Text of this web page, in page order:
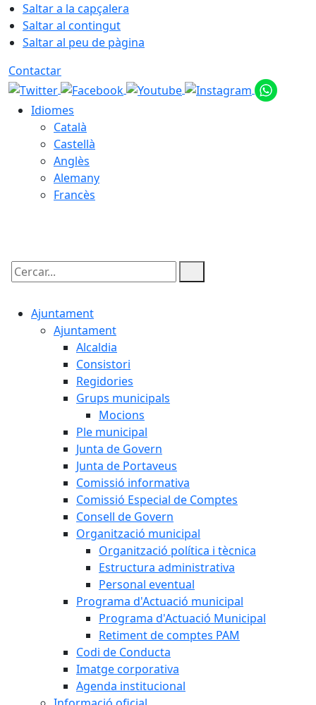
Saltar a la capçalera
Saltar al contingut
Saltar al peu de pàgina
Contactar
Idiomes
Català
Castellà
Anglès
Alemany
Francès
Cercar:
Ajuntament
Ajuntament
Alcaldia
Consistori
Regidories
Grups municipals
Mocions
Ple municipal
Junta de Govern
Junta de Portaveus
Comissió informativa
Comissió Especial de Comptes
Consell de Govern
Organització municipal
Organització política i tècnica
Estructura administrativa
Personal eventual
Programa d'Actuació municipal
Programa d'Actuació Municipal
Retiment de comptes PAM
Codi de Conducta
Imatge corporativa
Agenda institucional